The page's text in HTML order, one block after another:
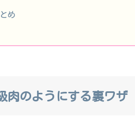
め
肉のようにする裏ワザ